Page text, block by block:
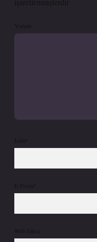
Yorum
İsim*
E-Posta*
Web Sitesi